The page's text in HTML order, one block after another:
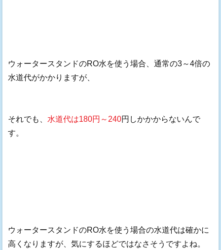
ウォータースタンドのRO水を使う場合、通常の3～4倍の
水道代がかかりますが、
それでも、 水道代は180円～240円しかかからないんで
す。
ウォータースタンドのRO水を使う場合の水道代は確かに
高くなりますが、気にするほどではなさそうですよね。